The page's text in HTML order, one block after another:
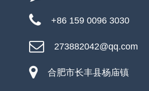
+86 159 0096 3030
273882042@qq.com
合肥市长丰县杨庙镇